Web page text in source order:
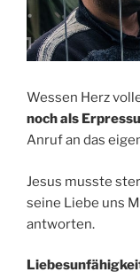
Wessen Herz
noch als
Anruf an das
Jesus musste
seine Liebe uns
antworten.